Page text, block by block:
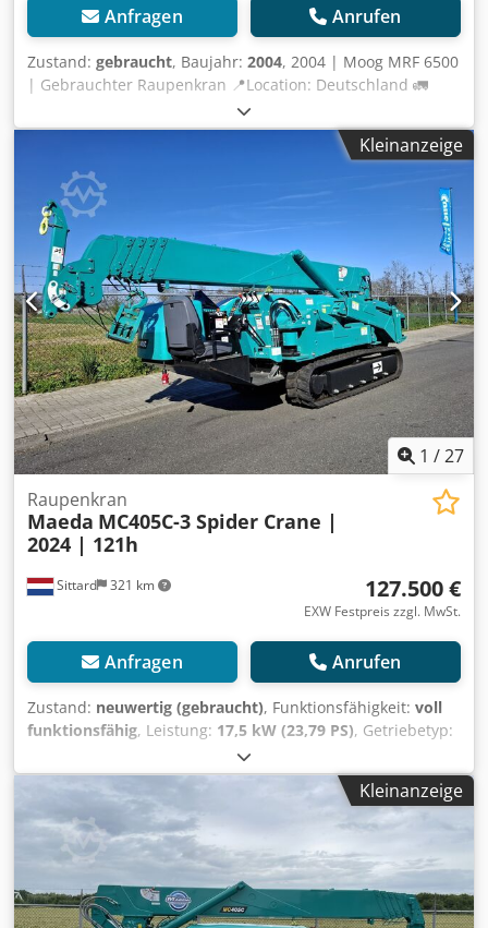
Anfragen Anrufen
Zustand: gebraucht, Baujahr: 2004, 2004 | Moog MRF 6500
| Gebrauchter Raupenkran 📍Location: Deutschland 🚛
Delivery available to your destination – Use our shipping
calculator to estimate transport costs! 💰 Buy Now for EUR
7500 or Make an Offer. Payment at delivery available for an
affordable fee (subject to approval)* 👷‍♂️ Inspected by an
independent expert 20 Inspektionspunkte 11 genehmigt ✅
7 unvollkommene ℹ️ 2 Ausgaben ⚠️ 📌 Inspector's Comment:
Scheint vollständig zu sein, läuft aber nicht. 📄 Want to see
the full inspection, extra photos, or a video? Tip: The
reference "40868 Equippo" is commonly used when
looking up more details online. 💡 Why this machine and
our service stands out: ✔ Thorough inspection by
professionals ✔ Jobsite delivery available ✔ Money-Back
Guaranteed ✔ Secure and flexible payment options
Csdpeznl S Esfx Agqsha 🔄 Considering other equipment
options? We offer helpful tools and resources for all
equipment owners and operators – easily accessible on
our platform.
Kleinanzeige
1 /27
Sittard 321 km
Raupenkran
Maeda MC405C-3 Spider Crane |
2024 | 121h
127.500 €
EXW Festpreis zzgl. MwSt.
Anfragen Anrufen
Zustand: neuwertig (gebraucht), Funktionsfähigkeit: voll
funktionsfähig, Leistung: 17,5 kW (23,79 PS), Getriebetyp:
Diesel
l, Farbe:Grün, Gesamtgewicht:5.600 kg, maximales
Ladegewicht: 3.830 kg 20.700 mm ,
Antriebszustand:95 % , Anzahl der Sitzplätze: 1,
Emissionsklasse:Euro5, Baujahr:
121 h , Ausstattung: Kippwagen, Kran, Zusatzscheinwerfer,
geräuscharm, verstellbarer Ausleger, === TECHNISCHE
DATEN === Baujahr: 2024 Betriebsstunden: 121 h Max.
Kleinanzeige